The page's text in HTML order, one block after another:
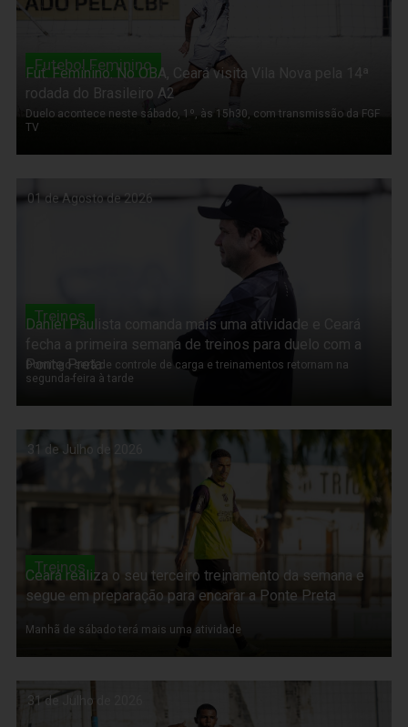
Futebol Feminino
Fut. Feminino: No OBA, Ceará visita Vila Nova pela 14ª
rodada do Brasileiro A2
Duelo acontece neste sábado, 1º, às 15h30, com transmissão da FGF
TV
01 de Agosto de 2026
Treinos
Daniel Paulista comanda mais uma atividade e Ceará
fecha a primeira semana de treinos para duelo com a
Ponte Preta
Domingo será de controle de carga e treinamentos retornam na
segunda-feira à tarde
31 de Julho de 2026
Treinos
Ceará realiza o seu terceiro treinamento da semana e
segue em preparação para encarar a Ponte Preta
Manhã de sábado terá mais uma atividade
31 de Julho de 2026